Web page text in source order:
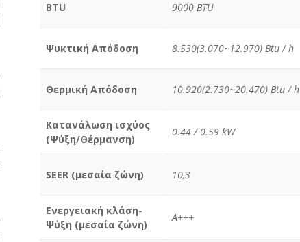
BTU 9000 BTU
Ψυκτική Απόδοση 8.530(3.070~12.970) Btu / h
Θερμική Απόδοση 10.920(2.730~20.470) Btu / h
Κατανάλωση ισχύος
(Ψύξη/Θέρμανση)
0.44 / 0.59 kW
SEER (μεσαία ζώνη) 10,3
Ενεργειακή κλάση-
Ψύξη (μεσαία ζώνη)
A+++